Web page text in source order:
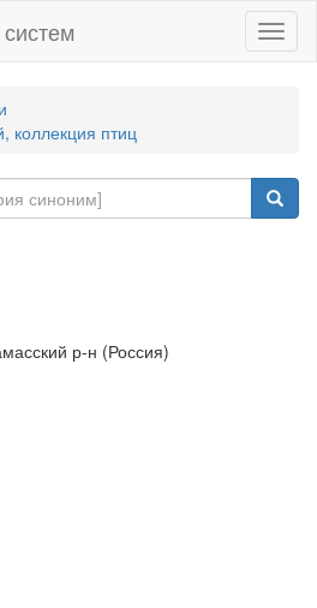
коллекция птиц
р-н (Россия)